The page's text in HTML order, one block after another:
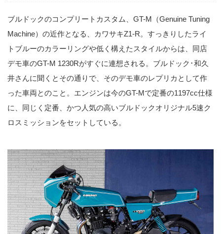
ブルドックのコンプリートカスタム、GT-M（Genuine Tuning
Machine）の近作となる、カワサキZ1-R。すっきりしたライ
トブルーのカラーリングや低く構えたスタイルからは、同店
デモ車のGT-M 1230Rがすぐに連想される。ブルドック･和久
井さんに聞くとその通りで、そのデモ車のレプリカとして作
った車両とのこと。エンジンは今のGT-Mで定番の1197cc仕様
に、同じく定番、かつ人気の高いブルドックオリジナル5速ク
ロスミッションをセットしている。